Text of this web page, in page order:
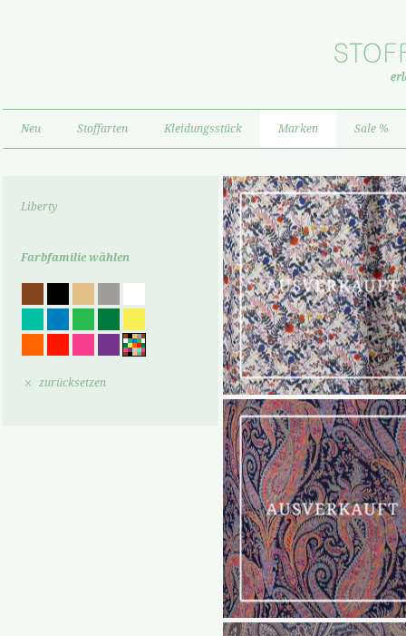
Neu Stoffarten Kleidungsstück Marken Sale %
Liberty
Farbfamilie wählen
zurücksetzen